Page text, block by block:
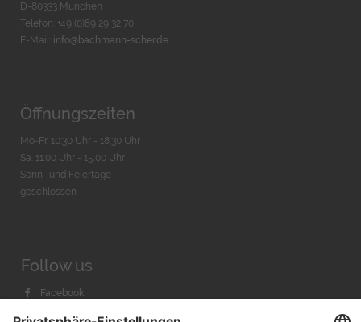
D-80333 München
Telefon: +49 (0)89 29 32 70
E-Mail: info@bachmann-scher.de
Öffnungszeiten
Mo-Fr. 10:30 Uhr - 18:30 Uhr
Sa. 11:00 Uhr - 15.00 Uhr
Sonn- und Feiertage
geschlossen
Follow us
Facebook